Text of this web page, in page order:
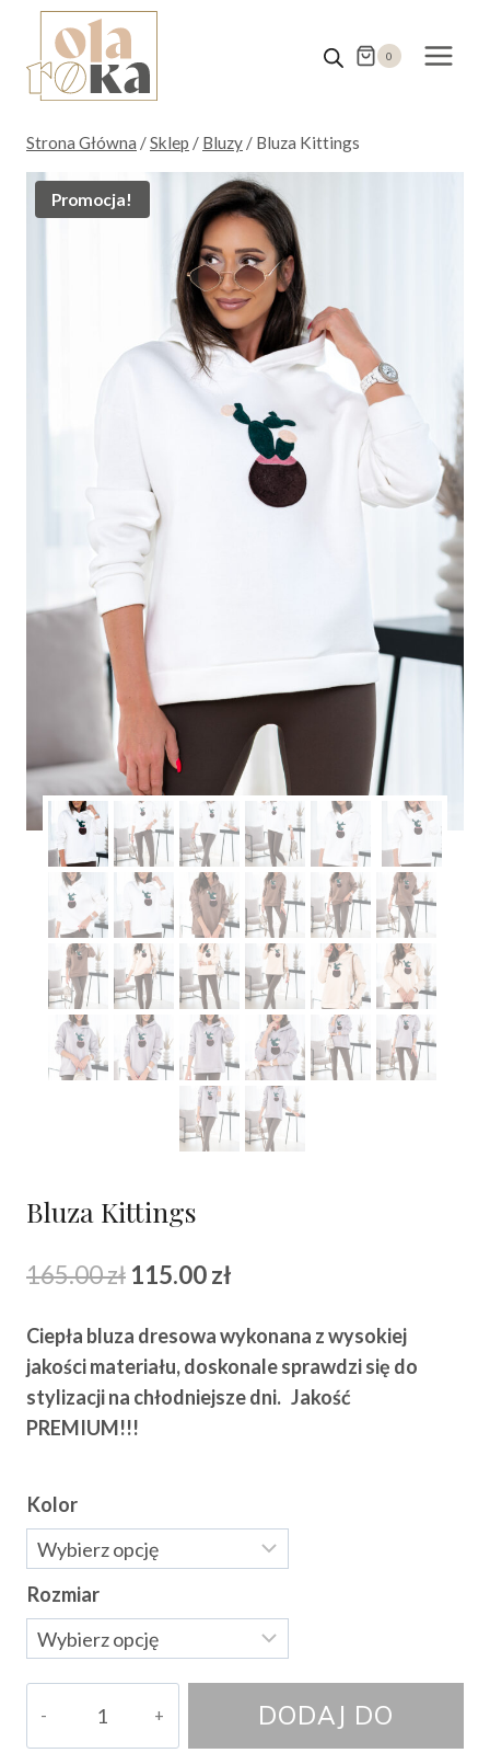
Przejdź
treści
0
Strona Główna /Sklep / Bluzy / Bluza Kittings
Promocja!
Bluza Kittings
165.00zł Pierwotna
wynosiła:
165.00 zł.
115.00zł
wynosi:
115.00 zł.
Ciepła bluza dresowa wykonana z wysokiej
jakości materiału, doskonale sprawdzi się do
stylizacji na chłodniejsze dni. Jakość
PREMIUM!!!
Kolor
Rozmiar
DODAJ DO